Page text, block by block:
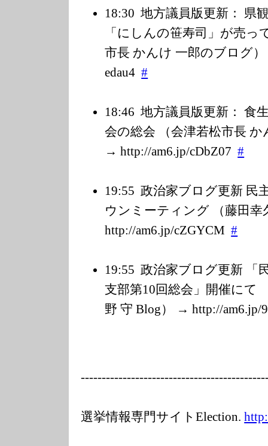
18:30 地方議員版更新： 県
「にしんの笹寿司」が売っ
市長 かんけ 一郎のブログ
edau4 #
18:46 地方議員版更新： 食
会の総会 （会津若松市長
→ http://am6.jp/cDbZ07 #
19:55 政治家ブログ更新 民
ウンミーティング （藤田
http://am6.jp/cZGYCM #
19:55 政治家ブログ更新 「
支部第10回総会」開催にて
野 守 Blog） → http://am6.jp/9
---------------------------------------
選挙情報専門サイトElection.